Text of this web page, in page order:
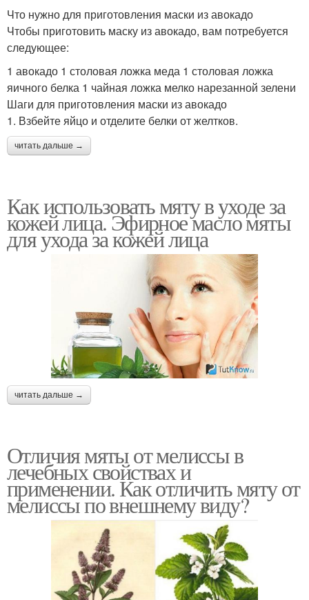
Что нужно для приготовления маски из авокадо
Чтобы приготовить маску из авокадо, вам потребуется
следующее:
1 авокадо 1 столовая ложка меда 1 столовая ложка
яичного белка 1 чайная ложка мелко нарезанной зелени
Шаги для приготовления маски из авокадо
1. Взбейте яйцо и отделите белки от желтков.
читать дальше →
Как использовать мяту в уходе за
кожей лица. Эфирное масло мяты
для ухода за кожей лица
читать дальше →
Отличия мяты от мелиссы в
лечебных свойствах и
применении. Как отличить мяту от
мелиссы по внешнему виду?